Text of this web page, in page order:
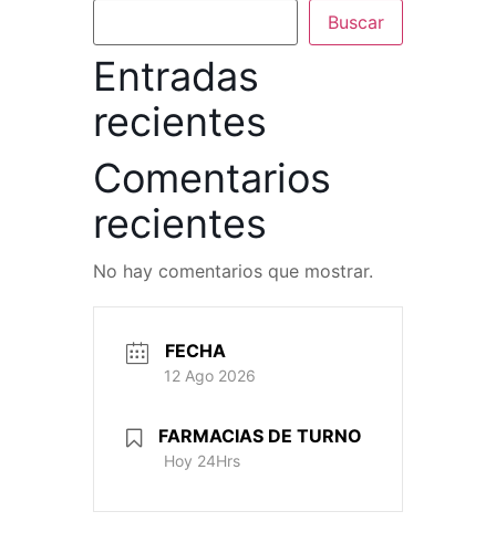
Buscar
Entradas
recientes
Comentarios
recientes
No hay comentarios que mostrar.
FECHA
12 Ago 2026
FARMACIAS DE TURNO
Hoy 24Hrs